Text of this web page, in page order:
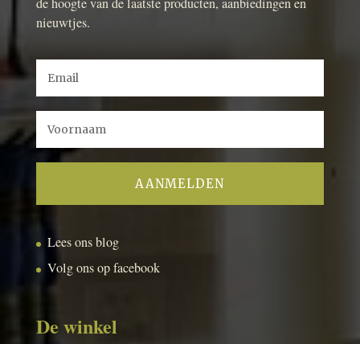
nieuwtjes.
Lees ons blog
Volg ons op facebook
De winkel